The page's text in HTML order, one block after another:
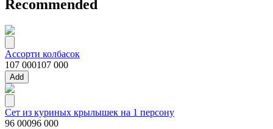
Recommended
Ассорти колбасок
107 000107 000
Add
Сет из куриных крылышек на 1 персону
96 00096 000